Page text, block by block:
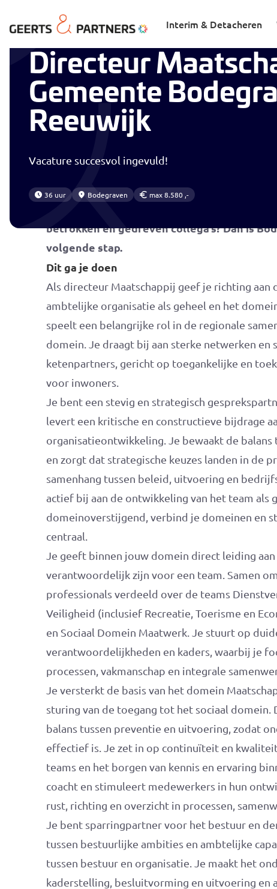
Interim & Detacheren
Directeur Maatschappij – Gemeente
Directeur
Gemeente
Reeuwijk
Vacature succesvol ingevuld!
36 uur Bodegraven max 8.580 ,-
Zoek jij geen gespreid bed, maar een
richting geeft aan het sociaal domein? En
betrokken en gedreven collega’s? Dan is
volgende stap.
Dit ga je doen
Als directeur Maatschappij geef je richting
ambtelijke organisatie als geheel en het
speelt een belangrijke rol in de regionale
domein. Je draagt bij aan sterke netwerken en
ketenpartners, gericht op toegankelijke en
voor inwoners.
Je bent een stevig en strategisch
levert een kritische en constructieve bijdrage
organisatieontwikkeling. Je bewaakt de
en zorgt dat strategische keuzes landen in de
samenhang tussen beleid, uitvoering en
actief bij aan de ontwikkeling van het team als
domeinoverstijgend, verbind je domeinen en
centraal.
Je geeft binnen jouw domein direct leiding
verantwoordelijk zijn voor een team. Samen
professionals verdeeld over de teams
Veiligheid (inclusief Recreatie, Toerisme en
en Sociaal Domein Maatwerk. Je stuurt op
verantwoordelijkheden en kaders, waarbij je
processen, vakmanschap en integrale
Je versterkt de basis van het domein
sturing van de toegang tot het sociaal domein.
balans tussen preventie en uitvoering, zodat
effectief is. Je zet in op continuïteit en
teams en het borgen van kennis en ervaring
coacht en stimuleert medewerkers in hun
rust, richting en overzicht in processen,
Je bent sparringpartner voor het bestuur en
tussen bestuurlijke ambities en ambtelijke
tussen bestuur en organisatie. Je maakt het
kaderstelling, besluitvorming en uitvoering en